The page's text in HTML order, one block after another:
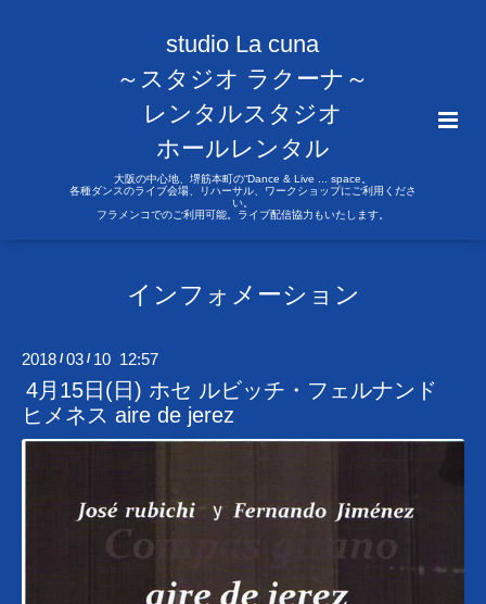
studio La cuna
～スタジオ ラクーナ～
レンタルスタジオ
ホールレンタル
大阪の中心地、堺筋本町の“Dance & Live ... space。
各種ダンスのライブ会場、リハーサル、ワークショップにご利用くださ
い。
フラメンコでのご利用可能。ライブ配信協力もいたします。
インフォメーション
2018 /03 / 10 12:57
4月15日(日) ホセ ルビッチ・フェルナンド
ヒメネス aire de jerez